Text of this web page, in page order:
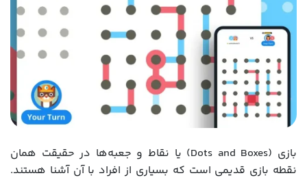
بازی (Dots and Boxes) یا نقاط و جعبه‌ها در حقیقت همان
نقطه بازی قدیمی است که بسیاری از افراد با آن آشنا هستند.